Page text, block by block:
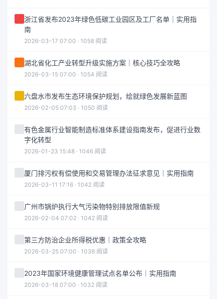
浙江省发布2023年绿色低碳工业园区及工厂名单｜实用指
南
2026-03-17 07:00 · 1058 阅读
湖北省化工产业转型升级实施方案｜核心技巧全攻略
2026-03-15 07:00 · 1054 阅读
六盘水市发布生态环境保护规划，绘就绿色发展新蓝图
2026-02-05 07:03 · 1050 阅读
有色金属行业智能制造标准体系建设指南发布，促进行业数
字化转型
2026-01-23 15:48 · 1046 阅读
厦门排污权有偿使用和交易管理办法征求意见｜实用指南
2026-03-11 17:16 · 1042 阅读
广州市锅炉执行大气污染物特别排放限值新规
2026-02-04 07:02 · 1042 阅读
第三方防治企业所得税优惠｜政策全攻略
2026-03-25 07:00 · 1036 阅读
2023年国家环境健康管理试点名单公布｜实用指南
2026-03-18 07:00 · 1032 阅读